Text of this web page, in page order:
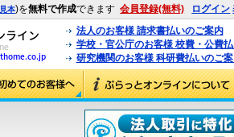
見本)を無料で作成できます 会員登録(無料) ログイン
法人のお客様 請求書払いのご案内
学校・官公庁のお客様 校費・公費
研究機関のお客様 科研費払いのご